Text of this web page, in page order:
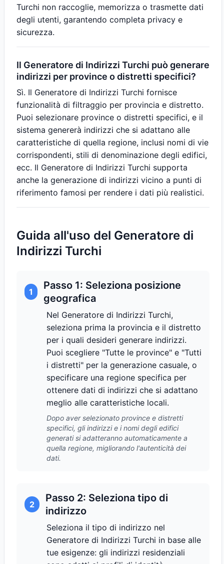
Turchi non raccoglie, memorizza o trasmette dati
degli utenti, garantendo completa privacy e
sicurezza.
Il Generatore di Indirizzi Turchi può generare
indirizzi per province o distretti specifici?
Sì. Il Generatore di Indirizzi Turchi fornisce
funzionalità di filtraggio per provincia e distretto.
Puoi selezionare province o distretti specifici, e il
sistema genererà indirizzi che si adattano alle
caratteristiche di quella regione, inclusi nomi di vie
corrispondenti, stili di denominazione degli edifici,
ecc. Il Generatore di Indirizzi Turchi supporta
anche la generazione di indirizzi vicino a punti di
riferimento famosi per rendere i dati più realistici.
Guida all'uso del Generatore di
Indirizzi Turchi
1
Passo 1: Seleziona posizione
geografica
Nel Generatore di Indirizzi Turchi,
seleziona prima la provincia e il distretto
per i quali desideri generare indirizzi.
Puoi scegliere "Tutte le province" e "Tutti
i distretti" per la generazione casuale, o
specificare una regione specifica per
ottenere dati di indirizzi che si adattano
meglio alle caratteristiche locali.
Dopo aver selezionato province e distretti
specifici, gli indirizzi e i nomi degli edifici
generati si adatteranno automaticamente a
quella regione, migliorando l'autenticità dei
dati.
2
Passo 2: Seleziona tipo di
indirizzo
Seleziona il tipo di indirizzo nel
Generatore di Indirizzi Turchi in base alle
tue esigenze: gli indirizzi residenziali